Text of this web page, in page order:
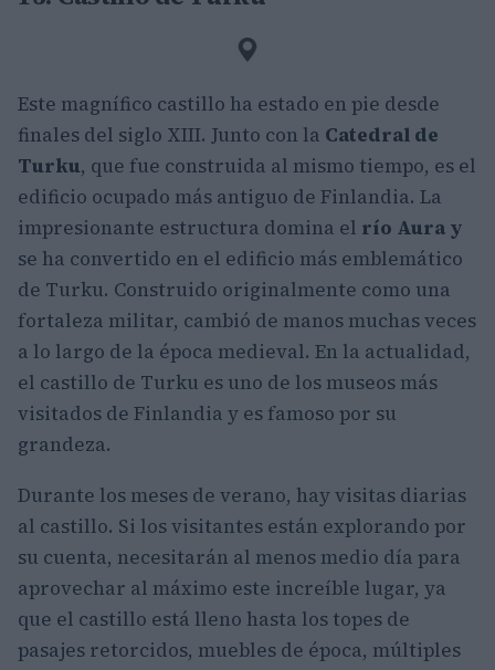
Este magnífico castillo ha estado en pie desde
finales del siglo XIII. Junto con la Catedral de
Turku, que fue construida al mismo tiempo, es el
edificio ocupado más antiguo de Finlandia. La
impresionante estructura domina el río Aura y
se ha convertido en el edificio más emblemático
de Turku. Construido originalmente como una
fortaleza militar, cambió de manos muchas veces
a lo largo de la época medieval. En la actualidad,
el castillo de Turku es uno de los museos más
visitados de Finlandia y es famoso por su
grandeza.
Durante los meses de verano, hay visitas diarias
al castillo. Si los visitantes están explorando por
su cuenta, necesitarán al menos medio día para
aprovechar al máximo este increíble lugar, ya
que el castillo está lleno hasta los topes de
pasajes retorcidos, muebles de época, múltiples